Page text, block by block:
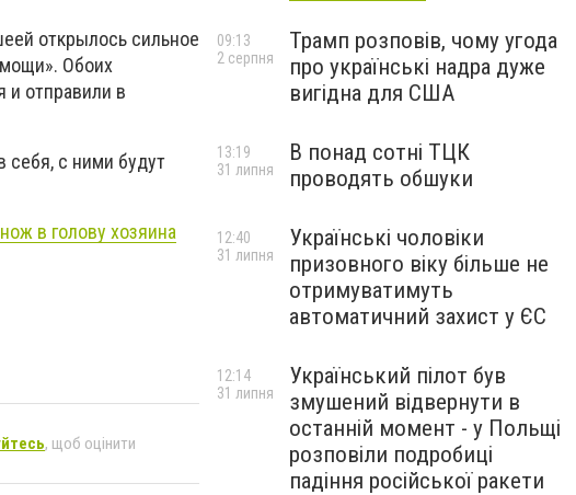
открылось сильное
Обоих
и отправили в
себя, с ними будут
в голову хозяина
, щоб оцінити
Трамп розповів, чому угода
про українські надра дуже
вигідна для США
09:13
2 серпня
В понад сотні ТЦК
проводять обшуки
13:19
31 липня
Українські чоловіки
призовного віку більше не
отримуватимуть
автоматичний захист у ЄС
12:40
31 липня
Український пілот був
змушений відвернути в
останній момент - у Польщі
розповіли подробиці
падіння російської ракети
12:14
31 липня